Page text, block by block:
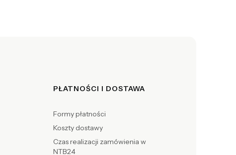
PŁATNOŚCI I DOSTAWA
Formy płatności
Koszty dostawy
Czas realizacji zamówienia w
NTB24